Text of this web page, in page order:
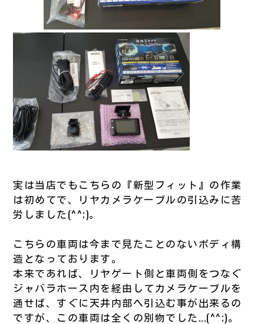
実は当店でもこちらの『新型フィット』の作業
は初めてで、リヤカメラケーブルの引込みに苦
労しました(^^;)。
こちらの車両は今まで見たことのないボディ構
造となっております。
本来であれば、リヤゲート側と車両側をつなぐ
ジャバラホース内を経由してカメラケーブルを
通せば、すぐに天井内部へ引込む事が出来るの
ですが、この車両は全くの別物でした...(^^;)。